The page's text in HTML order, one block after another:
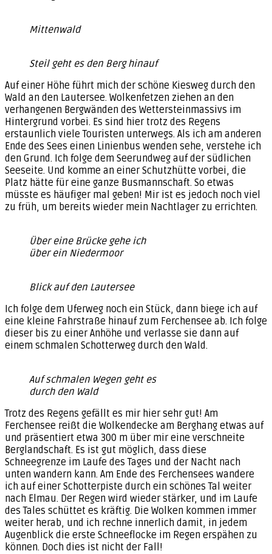
Mittenwald
Steil geht es den Berg hinauf
Auf einer Höhe führt mich der schöne Kiesweg durch den
Wald an den Lautersee. Wolkenfetzen ziehen an den
verhangenen Bergwänden des Wettersteinmassivs im
Hintergrund vorbei. Es sind hier trotz des Regens
erstaunlich viele Touristen unterwegs. Als ich am anderen
Ende des Sees einen Linienbus wenden sehe, verstehe ich
den Grund. Ich folge dem Seerundweg auf der südlichen
Seeseite. Und komme an einer Schutzhütte vorbei, die
Platz hätte für eine ganze Busmannschaft. So etwas
müsste es häufiger mal geben! Mir ist es jedoch noch viel
zu früh, um bereits wieder mein Nachtlager zu errichten.
Über eine Brücke gehe ich
über ein Niedermoor
Blick auf den Lautersee
Ich folge dem Uferweg noch ein Stück, dann biege ich auf
eine kleine Fahrstraße hinauf zum Ferchensee ab. Ich folge
dieser bis zu einer Anhöhe und verlasse sie dann auf
einem schmalen Schotterweg durch den Wald.
Auf schmalen Wegen geht es
durch den Wald
Trotz des Regens gefällt es mir hier sehr gut! Am
Ferchensee reißt die Wolkendecke am Berghang etwas auf
und präsentiert etwa 300 m über mir eine verschneite
Berglandschaft. Es ist gut möglich, dass diese
Schneegrenze im Laufe des Tages und der Nacht nach
unten wandern kann. Am Ende des Ferchensees wandere
ich auf einer Schotterpiste durch ein schönes Tal weiter
nach Elmau. Der Regen wird wieder stärker, und im Laufe
des Tales schüttet es kräftig. Die Wolken kommen immer
weiter herab, und ich rechne innerlich damit, in jedem
Augenblick die erste Schneeflocke im Regen erspähen zu
können. Doch dies ist nicht der Fall!